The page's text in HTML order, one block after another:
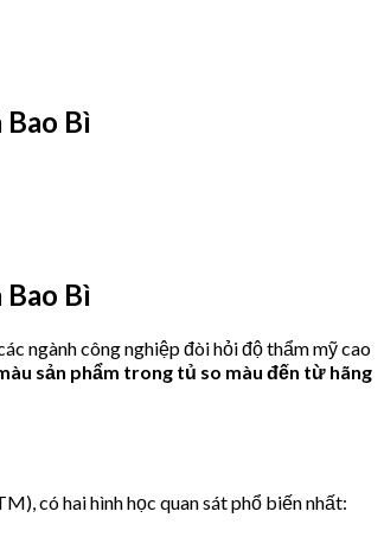
Bì
Bì
ngành công nghiệp đòi hỏi độ thẩm mỹ cao
sản phẩm trong tủ so màu đến từ hãng
có hai hình học quan sát phổ biến nhất: